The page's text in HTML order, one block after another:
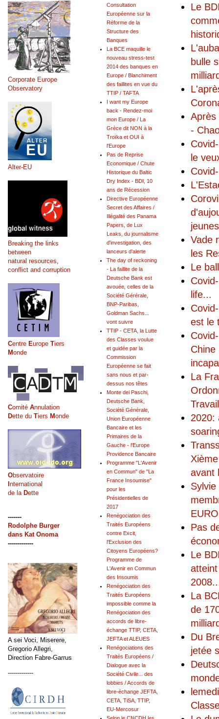
Le
bulle
Après
-
le
jeunes
Vade
les
Le
life...
est le
Chine
La
2020:
avant
Pas
Le
2008
La
de
Du
jetée
Consultation
Européenne sur la
Réforme de la
Structure des
Banques
La BCE maquille le
nouveau stress-test
2014 des banques en
Europe / Blanchiment
des faillites en vue du
TTIP / TAFTA
I want my Europe
back - Rendez-moi
mon Europe / La
Grèce dit NON à la
Troïka et OUI à
l'Europe
Pas de Reprise
Economique / Chute
Historique du Baltic
Dry Index - BDI, 10
ans de Récession
Directive Européenne
Secret des Affaires /
Illégalité des Panama
Papers, de Lux
Leaks, du journalisme
d'investigation, des
lanceurs d'alerte
The day of reckoning
- La faillite de la
Deutsche Bank est
avouée, celles de la
Société Gérérale,
BNP-Paribas,
Goldman Sachs...
vont suivre
TTIP - CETA, la Lutte
des Classes voulue
et guidée par la
Commission
Européenne se fait
sans nous et par-
dessus nos têtes
Monte dei Paschi,
Deutsche Bank,
Société Générale,
Union Européenne
Bancaire et les
Primaires de la
Gauche - l'Europe
Providence Bancaire
Programme "L'Avenir
en Commun" de "La
France Insoumise"
pour les
Présidentielles de
2017
Renégociation des
Traités Européens
contre Excit,
l'Exclusion des
Citoyens Européens?
Programme de
L'Avenir en Commun
des Insoumis
Renégociation des
Traités Européens
impossible comme la
Renégociation des
accords de libre-
échange TTIP, CETA,
JEFTA et ALEUES
Renégociations des
Traités Européens /
Dialogue avec la
Société Civile... des
lobbies / Accords de
libre-échange JEFTA,
CETA, TiSA, TTIP,
EU-Mercosur
Corporate Europe
Observatory
Alter-EU
Breaking the links
between
natural resources,
conflict and corruption
Centre Europe Tiers
Monde
Comité Annulation
Dette du Tiers Monde
Observatoire
International
de la Dette
-------
Rodolphe Burger
dans Kat Onoma
-------------
A sei Voci, Miserere,
Gregorio Allegri,
Direction Fabre-Garrus
-------------